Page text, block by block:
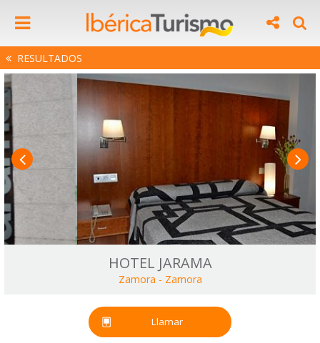
RESULTADOS
HOTEL JARAMA
Zamora - Zamora
Llamar